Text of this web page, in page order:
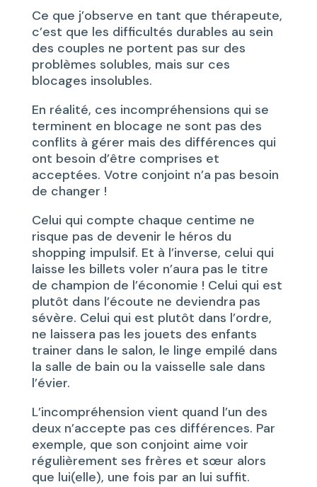
Ce que j’observe en tant que thérapeute,
c’est que les difficultés durables au sein
des couples ne portent pas sur des
problèmes solubles, mais sur ces
blocages insolubles.
En réalité, ces incompréhensions qui se
terminent en blocage ne sont pas des
conflits à gérer mais des différences qui
ont besoin d’être comprises et
acceptées. Votre conjoint n’a pas besoin
de changer !
Celui qui compte chaque centime ne
risque pas de devenir le héros du
shopping impulsif. Et à l’inverse, celui qui
laisse les billets voler n’aura pas le titre
de champion de l’économie ! Celui qui est
plutôt dans l’écoute ne deviendra pas
sévère. Celui qui est plutôt dans l’ordre,
ne laissera pas les jouets des enfants
trainer dans le salon, le linge empilé dans
la salle de bain ou la vaisselle sale dans
l’évier.
L’incompréhension vient quand l’un des
deux n’accepte pas ces différences. Par
exemple, que son conjoint aime voir
régulièrement ses frères et sœur alors
que lui(elle), une fois par an lui suffit.